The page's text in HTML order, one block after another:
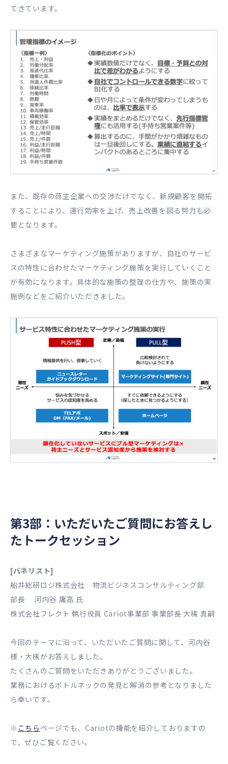
てきています。
また、既存の荷主企業への交渉だけでなく、新規顧客を開拓
することにより、運行効率を上げ、売上改善を図る努力も必
要となります。
さまざまなマーケティング施策がありますが、自社のサービ
スの特性に合わせたマーケティング施策を実行していくこと
が有効になります。具体的な施策の整理の仕方や、施策の実
施例などをご紹介いただきました。
第3部：いただいたご質問にお答えし
たトークセッション
[パネリスト]
船井総研ロジ株式会社 物流ビジネスコンサルティング部
部長 河内谷 庸高 氏
株式会社フレクト 執行役員 Cariot事業部 事業部長 大槻 真嗣
今回のテーマに沿って、いただいたご質問に関して、河内谷
様・大槻がお答えしました。
たくさんのご質問をいただきありがとうございました。
業務におけるボトルネックの発見と解消の参考となりました
ら幸いです。
※ こちら ページでも、Cariotの機能を紹介しておりますの
で、ぜひご覧ください。